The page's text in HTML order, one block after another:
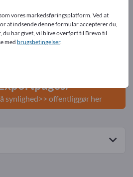
på Exportpages!
varer – Forretningskontakter >>
virksomhed og dine
synlighed>> offentliggør her
vores markedsføringsplatform. Ved at
at indsende denne formular accepterer du,
du har givet, vil blive overført til Brevo til
med brugsbetingelser.